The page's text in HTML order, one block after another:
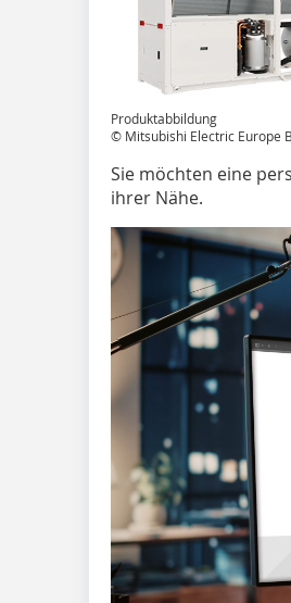
Produktabbildung
© Mitsubishi Electric Europe
Sie möchten eine
ihrer Nähe.